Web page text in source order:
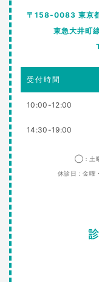
〒158-0083 東京
東急大井町
受付時間
10:00-12:00
14:30-19:00
◯：土
休診日：金曜